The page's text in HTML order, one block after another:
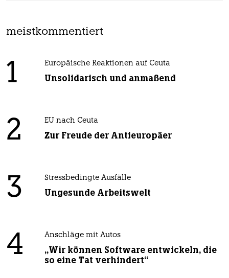
meistkommentiert
1 Europäische Reaktionen auf Ceuta
Unsolidarisch und anmaßend
2 EU nach Ceuta
Zur Freude der Antieuropäer
3 Stressbedingte Ausfälle
Ungesunde Arbeitswelt
4 Anschläge mit Autos
„Wir können Software entwickeln, die
so eine Tat verhindert“